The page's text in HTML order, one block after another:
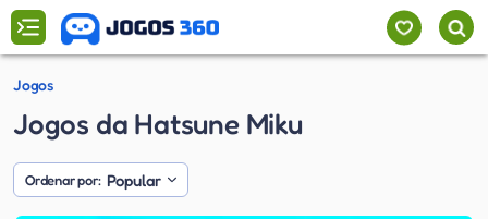
Jogos
Jogos da Hatsune Miku
Ordenar por: Popular